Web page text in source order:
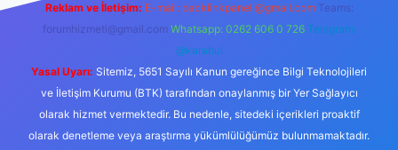
Reklam ve İletişim: E-mail: backlinkpaneli@gmail.com Teams:
forumhizmeti@gmail.com Whatsapp: 0262 606 0 726 Telegram:
@karabul
Yasal Uyarı: Sitemiz, 5651 Sayılı Kanun gereğince Bilgi Teknolojileri
ve İletişim Kurumu (BTK) tarafından onaylanmış bir Yer Sağlayıcı
olarak hizmet vermektedir. Bu nedenle, sitedeki içerikleri proaktif
olarak denetleme veya araştırma yükümlülüğümüz bulunmamaktadır.